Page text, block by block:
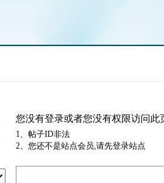
您没有登录或者您没有权限访问此
1、帖子ID非法
2、您还不是站点会员,请先登录站点